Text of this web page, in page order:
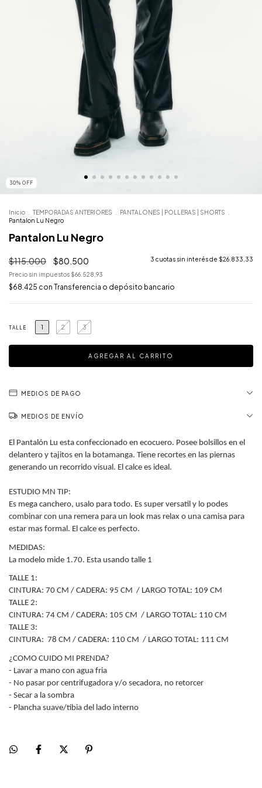
30% OFF
Inicio TEMPORADAS ANTERIORES PANTALONES | POLLERAS | SHORTS
Pantalon Lu Negro
Pantalon Lu Negro
$115.000 $80.500 3 cuotas sin interés de $26.833,33
Precio sin impuestos $66.528,93
$68.425 con Transferencia o depósito bancario
TALLE 1 2 3
MEDIOS DE PAGO
MEDIOS DE ENVÍO
El Pantalón Lu esta confeccionado en ecocuero. Posee bolsillos en el
delantero y tajitos en la botamanga. Tiene recortes en las piernas
generando un recorrido visual. El calce es ideal.
ESTUDIO MN TIP:
Es mega canchero, usalo para todo. Es super versatil y lo podes
combinar con una remera para un look mas relax o una camisa para
estar mas formal. El calce es perfecto.
MEDIDAS:
La modelo mide 1.70. Esta usando talle 1
TALLE 1:
CINTURA: 70 CM / CADERA: 95 CM / LARGO TOTAL: 109 CM
TALLE 2:
CINTURA: 74 CM / CADERA: 105 CM / LARGO TOTAL: 110 CM
TALLE 3:
CINTURA: 78 CM / CADERA: 110 CM / LARGO TOTAL: 111 CM
¿COMO CUIDO MI PRENDA?
- Lavar a mano con agua fria
- No pasar por centrifugadora y/o secadora, no retorcer
- Secar a la sombra
- Plancha suave/tibia del lado interno